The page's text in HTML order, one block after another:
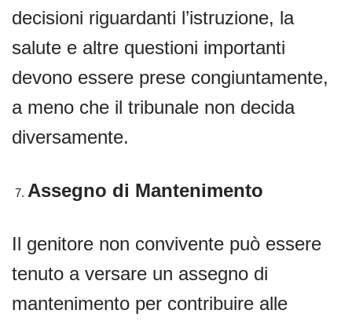
decisioni riguardanti l’istruzione, la
salute e altre questioni importanti
devono essere prese congiuntamente,
a meno che il tribunale non decida
diversamente.
Assegno di Mantenimento
Il genitore non convivente può essere
tenuto a versare un assegno di
mantenimento per contribuire alle